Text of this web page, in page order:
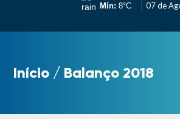
Mín: 8°C
07 de
Início / Balanço 2018